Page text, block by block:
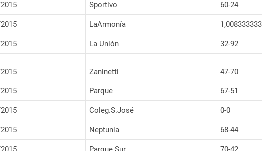
Sportivo 60-24
LaArmonía 1,008333333
La Unión 32-92
Zaninetti 47-70
Parque 67-51
Coleg.S.José 0-0
Neptunia 68-44
Parque Sur 70-42